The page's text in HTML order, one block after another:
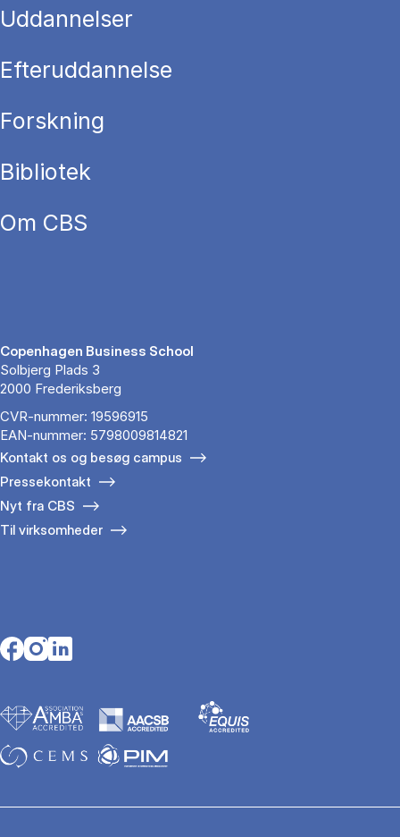
Uddannelser
Efteruddannelse
Forskning
Bibliotek
Om CBS
Copenhagen Business School
Solbjerg Plads 3
2000 Frederiksberg
CVR-nummer: 19596915
EAN-nummer: 5798009814821
Kontakt os og besøg campus
Pressekontakt
Nyt fra CBS
Til virksomheder
Opens in a new tab
Opens in a new tab
Opens in a new tab